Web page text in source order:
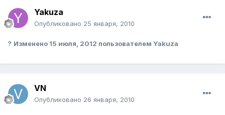
Yakuza
Опубликовано 25 января, 2010
? Изменено 15 июля, 2012 пользователем Yakuza
VN
Опубликовано 26 января, 2010